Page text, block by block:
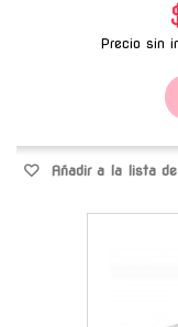
Precio sin
Añadir a la lista